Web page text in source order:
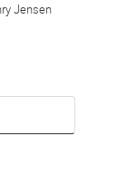
Jensen